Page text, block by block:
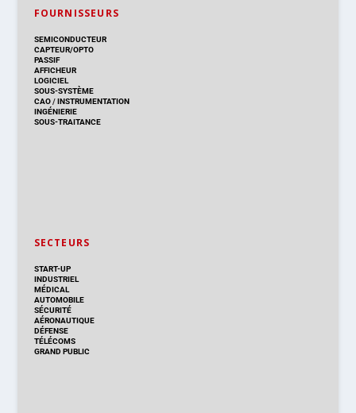
FOURNISSEURS
SEMICONDUCTEUR
CAPTEUR/OPTO
PASSIF
AFFICHEUR
LOGICIEL
SOUS-SYSTÈME
CAO/INSTRUMENTATION
INGÉNIERIE
SOUS-TRAITANCE
SECTEURS
START-UP
INDUSTRIEL
MÉDICAL
AUTOMOBILE
SÉCURITÉ
AÉRONAUTIQUE
DÉFENSE
TÉLÉCOMS
GRAND PUBLIC